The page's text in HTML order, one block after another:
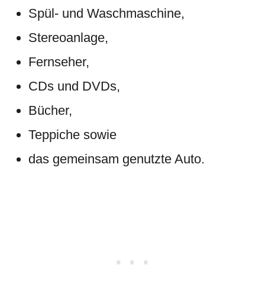
Spül- und Waschmaschine,
Stereoanlage,
Fernseher,
CDs und DVDs,
Bücher,
Teppiche sowie
das gemeinsam genutzte Auto.